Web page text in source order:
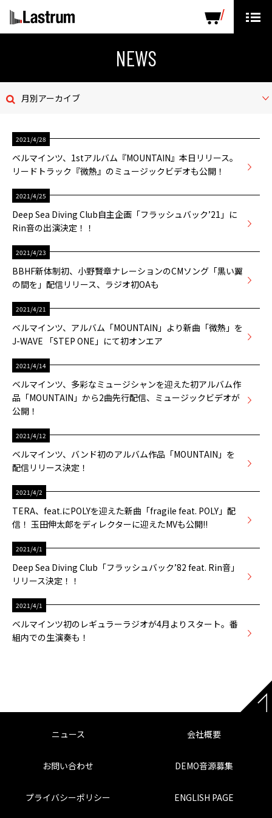
LABEL PRODUCTS
お問い合わせ
デモテープ
プライバシーポリシー
NEWS
月別アーカイブ
2021/4/28
ベルマインツ、1stアルバム『MOUNTAIN』本日リリース。
リードトラック『微熱』のミュージックビデオも公開！
2021/4/25
Deep Sea Diving Club自主企画「フラッシュバック’21」に
Rin音の出演決定！！
2021/4/23
BBHF新体制初、小野賢章ナレーションのCMソング「黒い翼
の間を」配信リリース、ラジオ初OAも
2021/4/21
ベルマインツ、アルバム「MOUNTAIN」より新曲「微熱」を
J-WAVE 「STEP ONE」にて初オンエア
2021/4/14
ベルマインツ、多彩なミュージシャンを迎えた初アルバム作
品「MOUNTAIN」から2曲先行配信、ミュージックビデオが
公開！
2021/4/12
ベルマインツ、バンド初のアルバム作品「MOUNTAIN」を
配信リリース決定！
2021/4/2
TERA、feat.にPOLYを迎えた新曲「fragile feat. POLY」配
信！ 玉田伸太郎をディレクターに迎えたMVも公開!!
2021/4/1
Deep Sea Diving Club「フラッシュバック’82 feat. Rin音」
リリース決定！！
2021/4/1
ベルマインツ初のレギュラーラジオが4月よりスタート。番
組内での生演奏も！
ニュース 会社概要
お問い合わせ DEMO音源募集
プライバシーポリシー ENGLISH PAGE